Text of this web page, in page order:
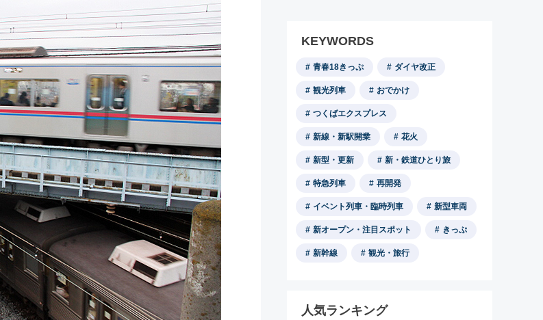
KEYWORDS
青春18きっぷ ダイヤ改正
観光列車 おでかけ
つくばエクスプレス
新線・新駅開業 花火
新型・更新 新・鉄道ひとり旅
特急列車 再開発
イベント列車・臨時列車 新型車両
新オープン・注目スポット きっぷ
新幹線 観光・旅行
人気ランキング